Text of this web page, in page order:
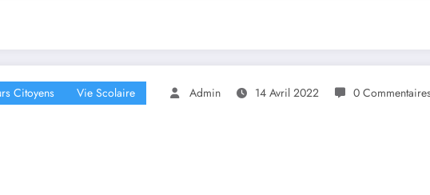
Citoyens Vie Scolaire Admin 14 Avril 2022 0